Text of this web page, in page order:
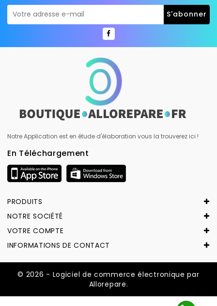
Notre Application est en étude d'élaboration vous la trouverez ici !
En Téléchargement
PRODUITS
NOTRE SOCIÉTÉ
VOTRE COMPTE
INFORMATIONS DE CONTACT
© 2026 - Logiciel de commerce électronique par
Allorepare.